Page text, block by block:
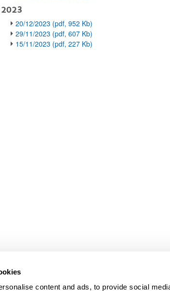
content and ads, to provide social
subpages
subpages
2023
20/12/2023 (pdf, 952 Kb)
29/11/2023 (pdf, 607 Kb)
15/11/2023 (pdf, 227 Kb)